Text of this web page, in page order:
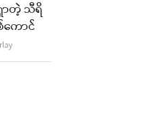
ာတဲ့ သီရိ
ောင်